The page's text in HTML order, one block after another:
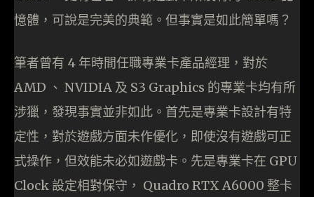
憶體，可說是完美的典範。但事實是如此簡單嗎？
筆者曾有 4 年時間任職專業卡產品經理，對於
AMD 、 NVIDIA 及 S3 Graphics 的專業卡均有所
涉獵，發現事實並非如此。首先是專業卡設計有特
定性，對於遊戲方面未作優化，即使沒有遊戲可正
式操作，但效能未必如遊戲卡。先是專業卡在 GPU
Clock 設定相對保守， Quadro RTX A6000 整卡